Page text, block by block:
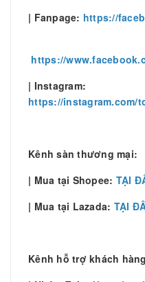
| Fanpage: https://
https://
| Instagram:
https://instagram.com/
Kênh sàn thương mại:
| Mua tại Shopee: TẠI
| Mua tại Lazada: TẠI
Kênh hỗ trợ khách